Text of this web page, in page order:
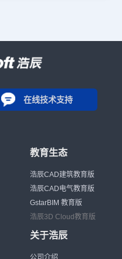
在线技术支持
教育生态
浩辰CAD建筑教育版
浩辰CAD电气教育版
GstarBIM 教育版
浩辰3D Cloud教育版
关于浩辰
公司介绍